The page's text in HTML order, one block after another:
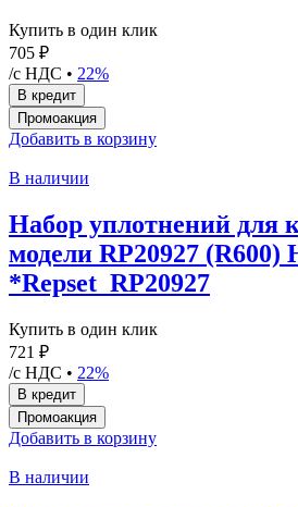
Купить в один клик
705 ₽
/с НДС • 22%
Добавить в корзину
В наличии
Набор уплотнений для
модели RP20927 (R600)
*Repset_RP20927
Купить в один клик
721 ₽
/с НДС • 22%
Добавить в корзину
В наличии